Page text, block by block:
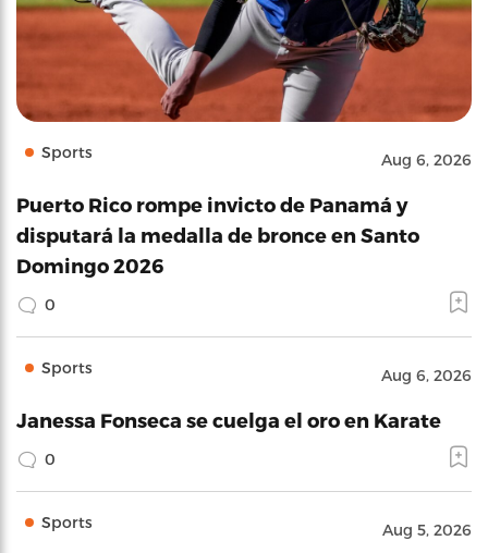
Sports Aug 6, 2026
Puerto Rico rompe invicto de Panamá y
disputará la medalla de bronce en Santo
Domingo 2026
0
Sports Aug 6, 2026
Janessa Fonseca se cuelga el oro en Karate
0
Sports Aug 5, 2026